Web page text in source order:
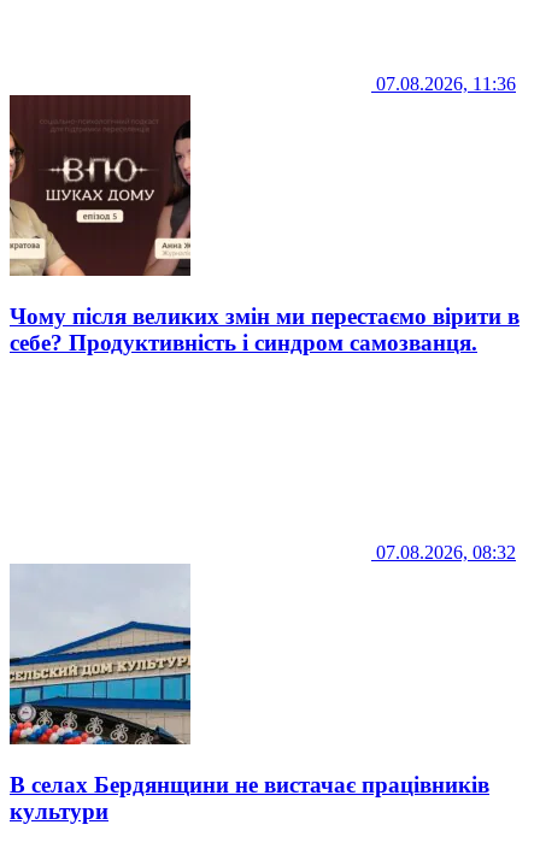
07.08.2026, 11:36
Чому після великих змін ми перестаємо вірити в
себе? Продуктивність і синдром самозванця.
07.08.2026, 08:32
В селах Бердянщини не вистачає працівників
культури